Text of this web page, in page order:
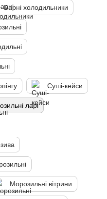
Барні холодильники
Суші-кейси
ларі
Морозильні вітрини